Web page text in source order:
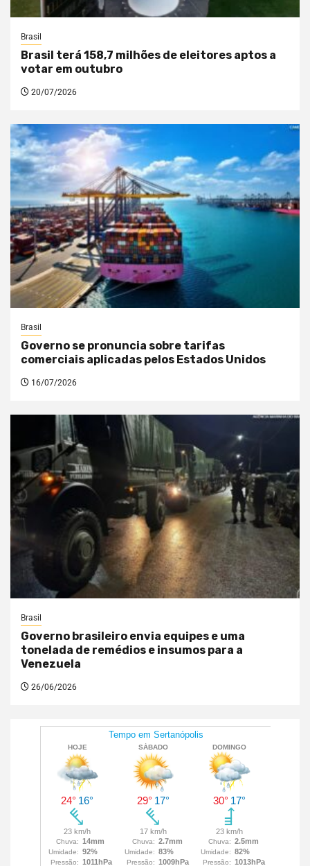
Brasil
Brasil terá 158,7 milhões de eleitores aptos a
votar em outubro
20/07/2026
Brasil
Governo se pronuncia sobre tarifas
comerciais aplicadas pelos Estados Unidos
16/07/2026
Brasil
Governo brasileiro envia equipes e uma
tonelada de remédios e insumos para a
Venezuela
26/06/2026